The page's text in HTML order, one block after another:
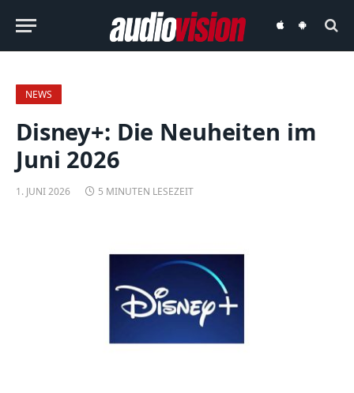
audiovisionaudiovision
NEWS
Disney+: Die Neuheiten im
Juni 2026
1. JUNI 2026 5 MINUTEN LESEZEIT